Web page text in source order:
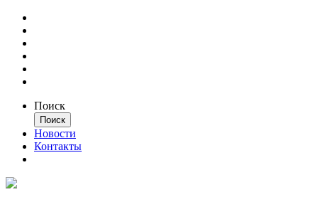
Поиск
Новости
Контакты